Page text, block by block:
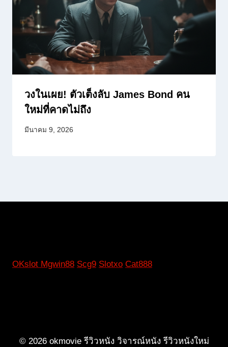
วงในเผย! ตัวเต็งลับ James Bond คน
ใหม่ที่คาดไม่ถึง
มีนาคม 9, 2026
OKslot Mgwin88 Scg9 Slotxo Cat888
© 2026 okmovie รีวิวหนัง วิจารณ์หนัง รีวิวหนังใหม่